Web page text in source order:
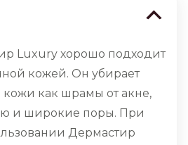
Luxury хорошо подходит
кожей. Он убирает
кожи как шрамы от акне,
и широкие поры. При
Дермастир